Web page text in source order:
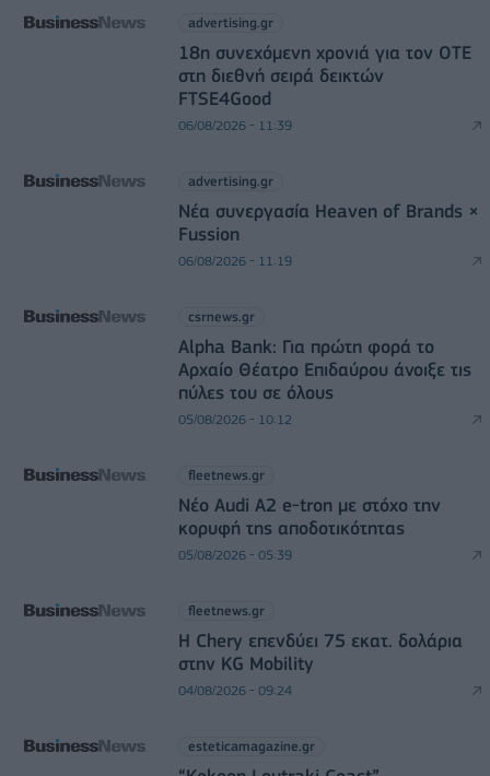
advertising.gr
18η συνεχόμενη χρονιά για τον ΟΤΕ
στη διεθνή σειρά δεικτών
FTSE4Good
06/08/2026 - 11:39
advertising.gr
Νέα συνεργασία Heaven of Brands ×
Fussion
06/08/2026 - 11:19
csrnews.gr
Alpha Bank: Για πρώτη φορά το
Αρχαίο Θέατρο Επιδαύρου άνοιξε τις
πύλες του σε όλους
05/08/2026 - 10:12
fleetnews.gr
Νέο Audi A2 e-tron με στόχο την
κορυφή της αποδοτικότητας
05/08/2026 - 05:39
fleetnews.gr
Η Chery επενδύει 75 εκατ. δολάρια
στην KG Mobility
04/08/2026 - 09:24
esteticamagazine.gr